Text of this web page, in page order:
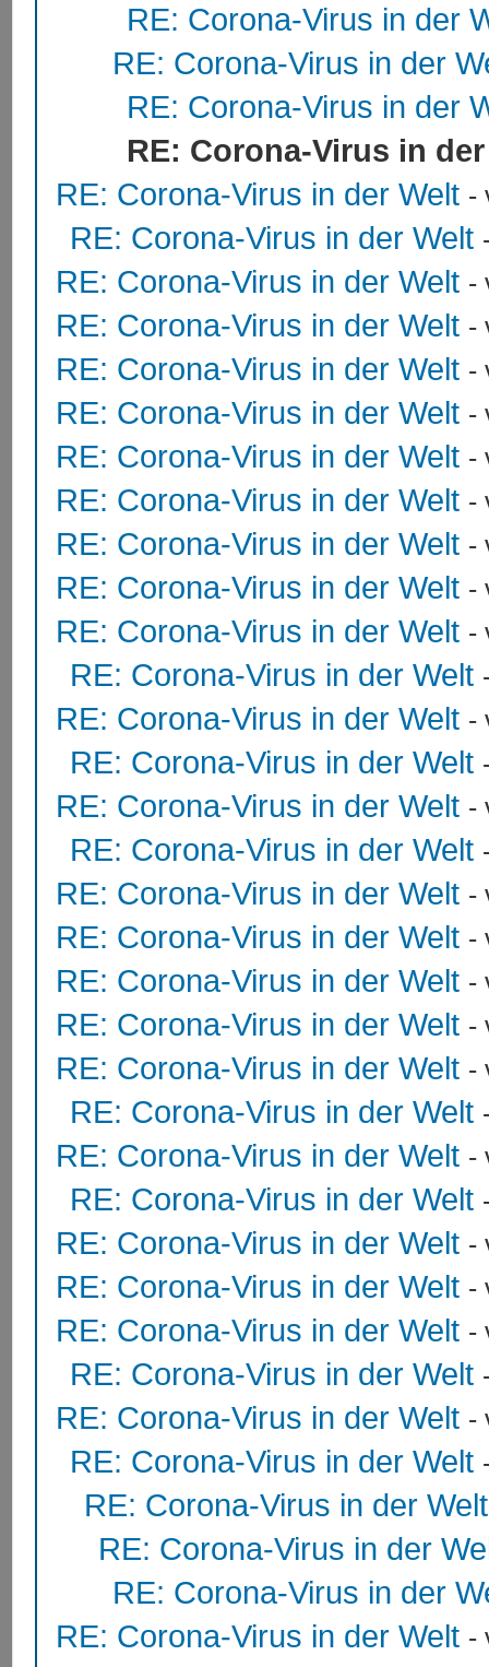
RE: Corona-Virus in der
RE: Corona-Virus in der
RE: Corona-Virus in der
RE: Corona-Virus in
RE: Corona-Virus in der Welt -
RE: Corona-Virus in der Welt
RE: Corona-Virus in der Welt -
RE: Corona-Virus in der Welt -
RE: Corona-Virus in der Welt -
RE: Corona-Virus in der Welt -
RE: Corona-Virus in der Welt -
RE: Corona-Virus in der Welt -
RE: Corona-Virus in der Welt -
RE: Corona-Virus in der Welt -
RE: Corona-Virus in der Welt -
RE: Corona-Virus in der Welt
RE: Corona-Virus in der Welt -
RE: Corona-Virus in der Welt
RE: Corona-Virus in der Welt -
RE: Corona-Virus in der Welt
RE: Corona-Virus in der Welt -
RE: Corona-Virus in der Welt -
RE: Corona-Virus in der Welt -
RE: Corona-Virus in der Welt -
RE: Corona-Virus in der Welt -
RE: Corona-Virus in der Welt
RE: Corona-Virus in der Welt -
RE: Corona-Virus in der Welt
RE: Corona-Virus in der Welt -
RE: Corona-Virus in der Welt -
RE: Corona-Virus in der Welt -
RE: Corona-Virus in der Welt
RE: Corona-Virus in der Welt -
RE: Corona-Virus in der Welt
RE: Corona-Virus in der Welt
RE: Corona-Virus in der
RE: Corona-Virus in der
RE: Corona-Virus in der Welt -